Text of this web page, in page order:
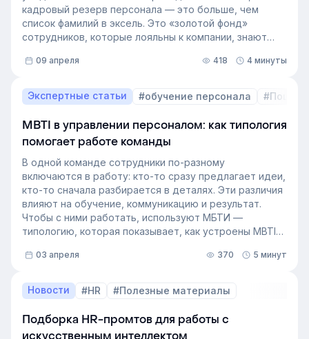
кадровый резерв персонала — это больше, чем
список фамилий в эксель. Это «золотой фонд»
сотрудников, которые лояльны к компании, знают
освободившуюся должность. Не у каждой компании
вручную — трудоёмкая задача. Однако с приходом
автоматизации формирование кадрового запаса
перестало требовать большого ресурса. Теперь это
важный инструмент для любой компании, которая не
хочет зависеть от капризов рынка труда. В статье
разберёмся, как выстроить процесс формирование
кадрового резерва с помощью современных
инструментов.
09 апреля 418 4 минуты
Экспертные статьи #обучение персонала
MBTI в управлении персоналом: как типология
помогает работе команды
В одной команде сотрудники по-разному
включаются в работу: кто-то сразу предлагает идеи,
кто-то сначала разбирается в деталях. Эти различия
влияют на обучение, коммуникацию и результат.
Чтобы с ними работать, используют МБТИ —
типологию, которая показывает, как устроены MBTI
это тестирование применяют в бизнесе и какую
03 апреля 370 5 минут
Новости #HR #Полезные материалы
Подборка HR-промтов для работы с
искусственным интеллектом